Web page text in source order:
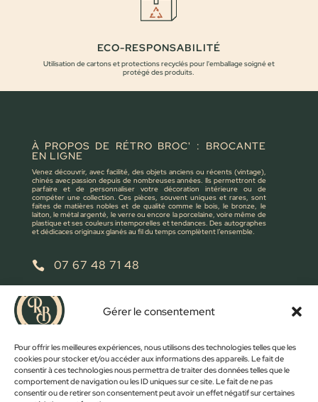
Gérer le consentement
Pour offrir les meilleures expériences, nous utilisons des technologies telles que les
cookies pour stocker et/ou accéder aux informations des appareils. Le fait de
consentir à ces technologies nous permettra de traiter des données telles que le
comportement de navigation ou les ID uniques sur ce site. Le fait de ne pas
consentir ou de retirer son consentement peut avoir un effet négatif sur certaines
ECO-RESPONSABILITÉ
Utilisation de cartons et protections recyclés pour l'emballage soigné et
protégé des produits.
À PROPOS DE RÉTRO BROC' : BROCANTE
EN LIGNE
Venez découvrir, avec facilité, des objets anciens ou récents (vintage),
chinés avec passion depuis de nombreuses années. Ils permettront de
parfaire et de personnaliser votre décoration intérieure ou de
compéter une collection. Ces pièces, souvent uniques et rares, sont
faites de matières nobles et de qualité comme le bois, le bronze, le
laiton, le métal argenté, le verre ou encore la porcelaine, voire même de
plastique et ses couleurs intemporelles et tendances. Des autographes
et dédicaces originaux glanés au fil du temps complètent l’ensemble.
 07 67 48 71 48
 retrobroc85@gmail.com